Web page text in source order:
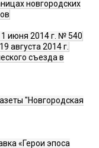
новгородских
июня 2014 г. № 540
августа 2014 г.
съезда в
"Новгородская
«Герои эпоса